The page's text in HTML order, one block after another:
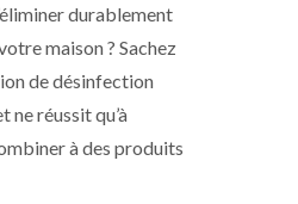
durablement
maison ? Sachez
de désinfection
ne réussit qu’à
à des produits